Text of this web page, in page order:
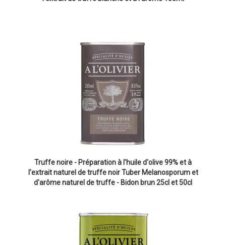
Truffe noire - Préparation à l'huile d'olive 99% et à
l'extrait naturel de truffe noir Tuber Melanosporum et
d'arôme naturel de truffe - Bidon brun 25cl et 50cl